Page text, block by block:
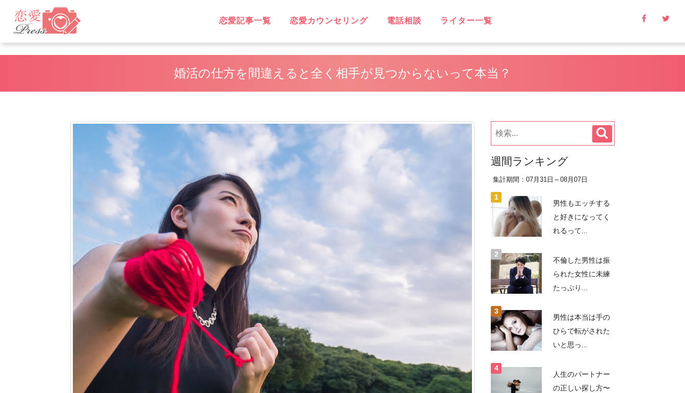
恋愛記事一覧
LOVE
不倫
無料相談
片思い
復縁
失恋
浮気
遠距離恋愛
略奪愛
ソウルメイト
スピリチュアル
恋に効く♡
笑えるネタ
子持ち
出会い
デート・旅行
同性愛
結婚
男性心理
恋愛ウォッチャー
ハッピーライフ
ヘルシーライフ
LGBT
恋愛カウンセリング 電話相談 ライター一覧
婚活の仕方を間違えると全く相手が見つからないって本当？
週間ランキング
集計期間：07月31日～08月07日
男性もエッチする
と好きになってく
れるって...
不倫した男性は振
られた女性に未練
たっぷり...
男性は本当は手の
ひらで転がされた
いと思っ...
人生のパートナー
の正しい探し方〜